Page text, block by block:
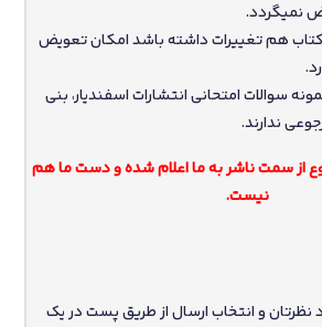
نمیگردد.
هم تغییرات داشته باشد امکان تعویض
سوالات امتحانی انتشارات اسفندیار، بنی
ندارند.
از سمت ناشر به ما اعلام شده و دست ما هم
نیست.
و انتخاب ارسال از طریق پست در یک